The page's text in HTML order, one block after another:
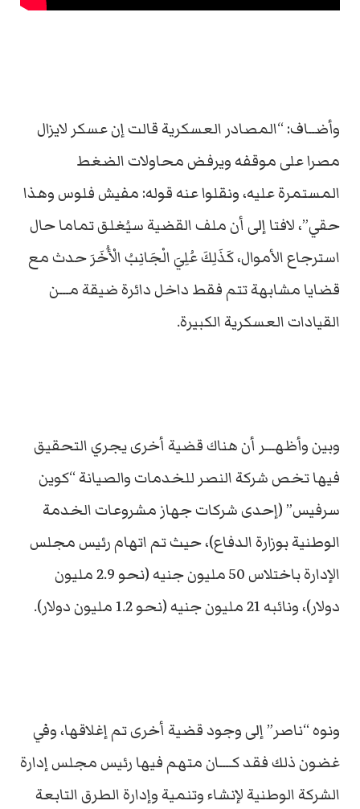
وأضــاف: “المصادر العسكرية قالت إن عسكر لايزال
مصرا على موقفه ويرفض محاولات الضغط
المستمرة عليه، ونقلوا عنه قوله: مفيش فلوس وهذا
حقي”، لافتا إلى أن ملف القضية سيُغلق تماما حال
استرجاع الأموال، كَذَلِكَ عُلِيَ الْجَانِبُ الْأُخَرَ حدث مع
قضايا مشابهة تتم فقط داخل دائرة ضيقة مـــن
القيادات العسكرية الكبيرة.
وبين وأظهـــر أن هناك قضية أخرى يجري التحقيق
فيها تخص شركة النصر للخدمات والصيانة “كوين
سرفيس” (إحدى شركات جهاز مشروعات الخدمة
الوطنية بوزارة الدفاع)، حيث تم اتهام رئيس مجلس
الإدارة باختلاس 50 مليون جنيه (نحو 2.9 مليون
دولار)، ونائبه 21 مليون جنيه (نحو 1.2 مليون دولار).
ونوه “ناصر” إلى وجود قضية أخرى تم إغلاقها، وفي
غضون ذلك فقد كــــان متهم فيها رئيس مجلس إدارة
الشركة الوطنية لإنشاء وتنمية وإدارة الطرق التابعة